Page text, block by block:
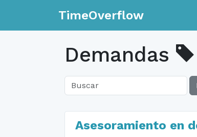
TimeOverflow
Demandas
Asesoramiento en